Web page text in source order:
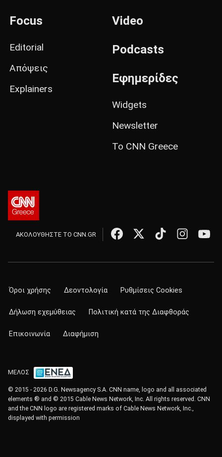
Focus
Editorial
Απόψεις
Explainers
Video
Podcasts
Εφημερίδες
Widgets
Newsletter
Το CNN Greece
ΑΚΟΛΟΥΘΗΣΤΕ ΤΟ CNN.GR
Όροι χρήσης Δεοντολογία Ρυθμίσεις Cookies
Δήλωση εχεμύθειας Πολιτική κατά της Διαφθοράς
Επικοινωνία Διαφήμιση
ΜΕΛΟΣ
© 2015 - 2026 D.G. Newsagency S.A. CNN name, logo and all associated
elements ® and © 2015 Cable News Network, Inc. All rights reserved. CNN
and the CNN logo are registered marks of Cable News Network, Inc.,
displayed with permission